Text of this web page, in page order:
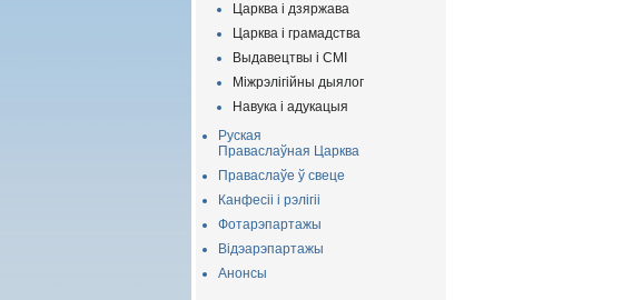
Царква і дзяржава
Царква і грамадства
Выдавецтвы і СМІ
Міжрэлігійны дыялог
Навука і адукацыя
Руская
Праваслаўная Царква
Праваслаўе ў свеце
Канфесіі і рэлігіі
Фотарэпартажы
Відэарэпартажы
Анонсы